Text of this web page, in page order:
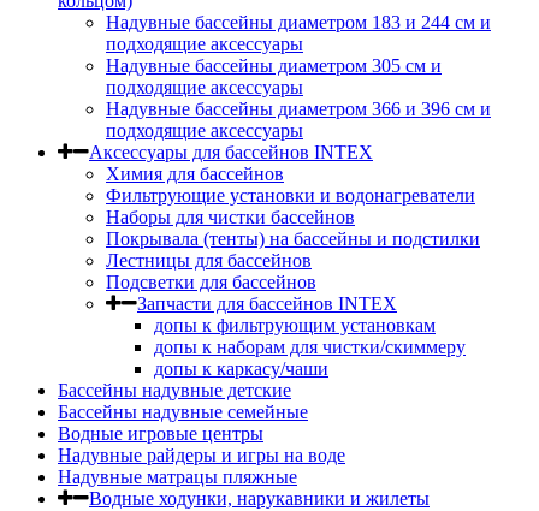
Надувные бассейны диаметром 183 и 244 см и
подходящие аксессуары
Надувные бассейны диаметром 305 см и
подходящие аксессуары
Надувные бассейны диаметром 366 и 396 см и
подходящие аксессуары
Аксессуары для бассейнов INTEX
Химия для бассейнов
Фильтрующие установки и водонагреватели
Наборы для чистки бассейнов
Покрывала (тенты) на бассейны и подстилки
Лестницы для бассейнов
Подсветки для бассейнов
Запчасти для бассейнов INTEX
допы к фильтрующим установкам
допы к наборам для чистки/скиммеру
допы к каркасу/чаши
Бассейны надувные детские
Бассейны надувные семейные
Водные игровые центры
Надувные райдеры и игры на воде
Надувные матрацы пляжные
Водные ходунки, нарукавники и жилеты